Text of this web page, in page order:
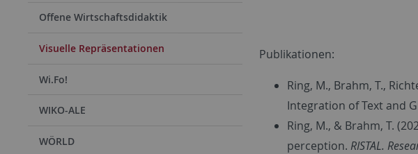
Offene Wirtschaftsdidaktik
Visuelle Repräsentationen
Wi.Fo!
WIKO-ALE
WÖRLD
Publikationen:
Ring, M., Brahm, T.,
Integration of Text and
Ring, M., & Brahm, T.
perception. RISTAL.